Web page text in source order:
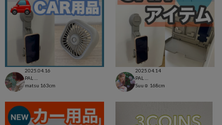
2025.04.16
matsu 163cm
2025.04.14
Suu☺︎ 168cm